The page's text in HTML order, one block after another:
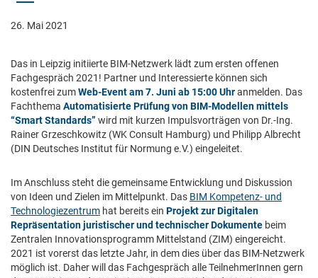
26. Mai 2021
Das in Leipzig initiierte BIM-Netzwerk lädt zum ersten offenen
Fachgespräch 2021! Partner und Interessierte können sich
kostenfrei zumWeb-Event am 7. Juni ab 15:00 Uhranmelden. Das
Fachthema Automatisierte Prüfung von BIM-Modellen mittels
“Smart Standards” wird mit kurzen Impulsvorträgen von Dr.-Ing.
Rainer Grzeschkowitz (WK Consult Hamburg) und Philipp Albrecht
(DIN Deutsches Institut für Normung e.V.) eingeleitet.
Im Anschluss steht die gemeinsame Entwicklung und Diskussion
von Ideen und Zielen im Mittelpunkt. Das BIM Kompetenz- und
Technologiezentrum hat bereits ein Projekt zur Digitalen
Repräsentation juristischer und technischer Dokumente beim
Zentralen Innovationsprogramm Mittelstand (ZIM) eingereicht.
2021 ist vorerst das letzte Jahr, in dem dies über das BIM-Netzwerk
möglich ist. Daher will das Fachgespräch alle TeilnehmerInnen gern